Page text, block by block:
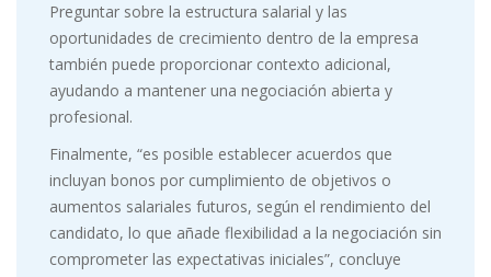
Preguntar sobre la estructura salarial y las
oportunidades de crecimiento dentro de la empresa
también puede proporcionar contexto adicional,
ayudando a mantener una negociación abierta y
profesional.
Finalmente, “es posible establecer acuerdos que
incluyan bonos por cumplimiento de objetivos o
aumentos salariales futuros, según el rendimiento del
candidato, lo que añade flexibilidad a la negociación sin
comprometer las expectativas iniciales”, concluye